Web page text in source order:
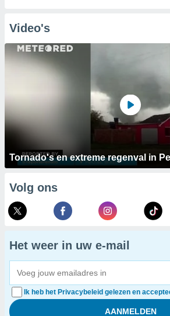
Video's
Tornado's en extreme regenval in
Volg ons
Het weer in uw e-mail
Ik heb het Privacybeleid gelezen en